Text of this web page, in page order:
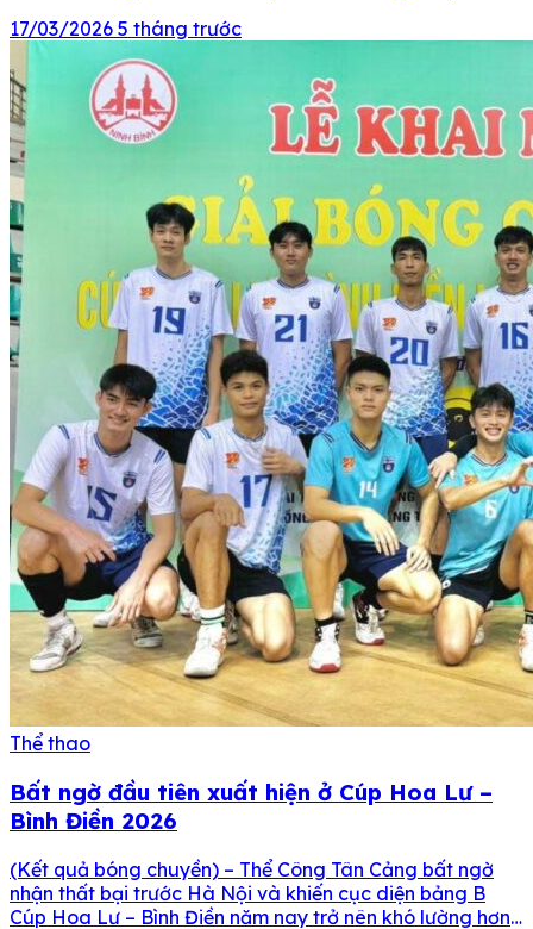
khổ vòng 25 Ligue 1 2024/25. Theo đó, khi trả lời phỏng
17/03/2026 5 tháng trước
Thể thao
Bất ngờ đầu tiên xuất hiện ở Cúp Hoa Lư –
Bình Điền 2026
(Kết quả bóng chuyền) – Thể Công Tân Cảng bất ngờ
nhận thất bại trước Hà Nội và khiến cục diện bảng B
Cúp Hoa Lư – Bình Điền năm nay trở nên khó lường hơn